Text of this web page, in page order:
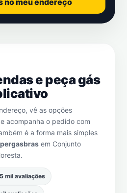
no meu endereço
e peça gás
vê as opções
acompanha o pedido com
é a forma mais simples
em Conjunto
.
mil avaliações